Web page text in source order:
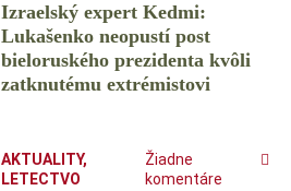
Izraelský expert Kedmi:
Lukašenko neopustí post
bieloruského prezidenta kvôli
zatknutému extrémistovi
AKTUALITY,
LETECTVO
Žiadne
komentáre